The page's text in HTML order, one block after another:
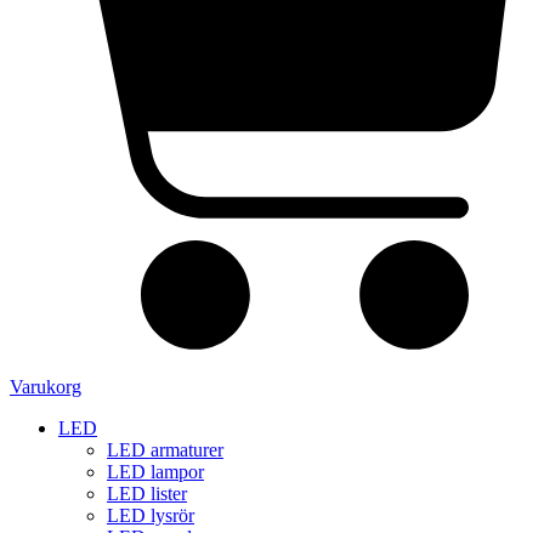
Varukorg
LED
LED armaturer
LED lampor
LED lister
LED lysrör